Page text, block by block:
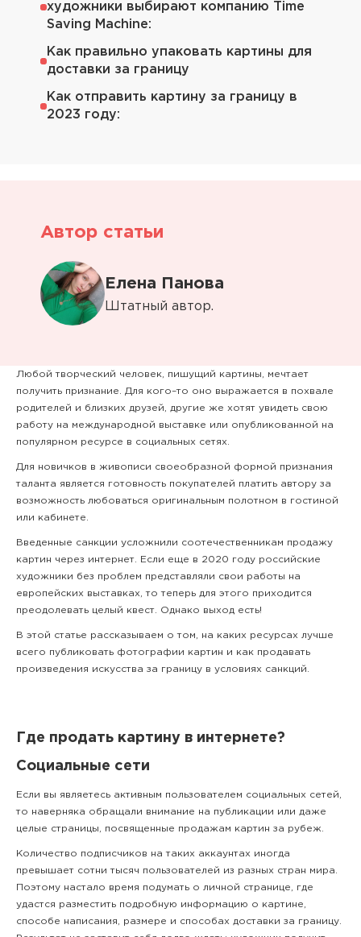
художники выбирают компанию Time
Saving Machine:
Как правильно упаковать картины для
доставки за границу
Как отправить картину за границу в
2023 году:
Автор статьи
Елена Панова
Штатный автор.
Любой творческий человек, пишущий картины, мечтает
получить признание. Для кого–то оно выражается в похвале
родителей и близких друзей, другие же хотят увидеть свою
работу на международной выставке или опубликованной на
популярном ресурсе в социальных сетях.
Для новичков в живописи своеобразной формой признания
таланта является готовность покупателей платить автору за
возможность любоваться оригинальным полотном в гостиной
или кабинете.
Введенные санкции усложнили соотечественникам продажу
картин через интернет. Если еще в 2020 году российские
художники без проблем представляли свои работы на
европейских выставках, то теперь для этого приходится
преодолевать целый квест. Однако выход есть!
В этой статье рассказываем о том, на каких ресурсах лучше
всего публиковать фотографии картин и как продавать
произведения искусства за границу в условиях санкций.
Где продать картину в интернете?
Социальные сети
Если вы являетесь активным пользователем социальных сетей,
то наверняка обращали внимание на публикации или даже
целые страницы, посвященные продажам картин за рубеж.
Количество подписчиков на таких аккаунтах иногда
превышает сотни тысяч пользователей из разных стран мира.
Поэтому настало время подумать о личной странице, где
удастся разместить подробную информацию о картине,
способе написания, размере и способах доставки за границу.